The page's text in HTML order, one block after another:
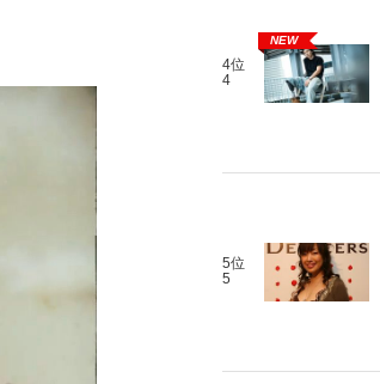
4位
4
NEW
5位
5